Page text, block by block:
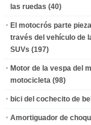
las ruedas (40)
El motocrós parte
través del vehículo de
SUVs (197)
Motor de la vespa del
motocicleta (98)
bici del cochecito de
Amortiguador de